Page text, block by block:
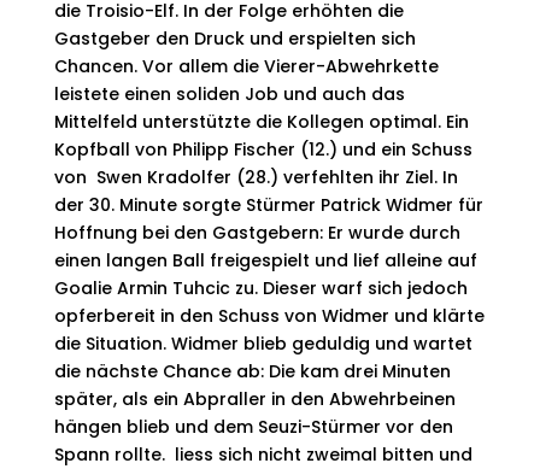
die Troisio-Elf. In der Folge erhöhten die
Gastgeber den Druck und erspiel­ten sich
Chancen. Vor allem die Vierer-Abwehrkette
leistete einen soliden Job und auch das
Mittelfeld unterstützte die Kollegen optimal. Ein
Kopfball von Philipp Fischer (12.) und ein Schuss
von Swen Kradolfer (28.) verfehlten ihr Ziel. In
der 30. Minute sorgte Stürmer Patrick Widmer für
Hoffnung bei den Gastgebern: Er wurde durch
einen langen Ball freigespielt und lief alleine auf
Goalie Armin Tuhcic zu. Dieser warf sich jedoch
opferbereit in den Schuss von Widmer und klärte
die Situation. Widmer blieb geduldig und wartet
die nächste Chance ab: Die kam drei Minuten
später, als ein Abpraller in den Abwehrbeinen
hängen blieb und dem Seuzi-Stürmer vor den
Spann rollte. liess sich nicht zweimal bitten und